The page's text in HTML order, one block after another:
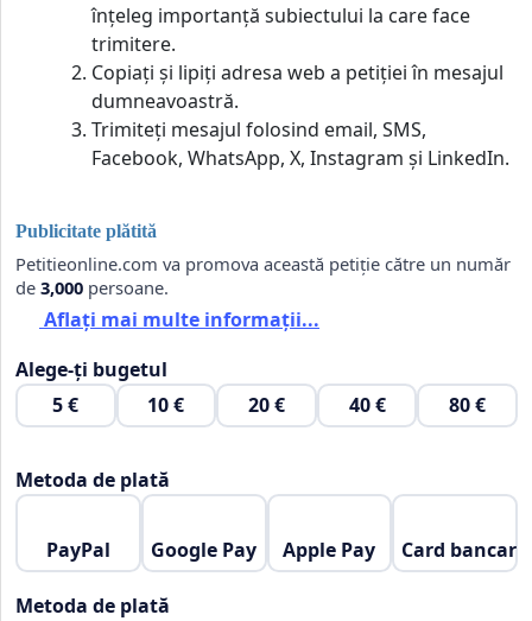
înțeleg importanță subiectului la care face
trimitere.
Copiați și lipiți adresa web a petiției în mesajul
dumneavoastră.
Trimiteți mesajul folosind email, SMS,
Facebook, WhatsApp, X, Instagram și LinkedIn.
Publicitate plătită
Petitieonline.com va promova această petiție către un număr
de 3,000 persoane.
Aflați mai multe informații...
Alege-ți bugetul
5 €
10 € 20 € 40 € 80 €
Metoda de plată
PayPal Google Pay Apple Pay Card bancar
Metoda de plată